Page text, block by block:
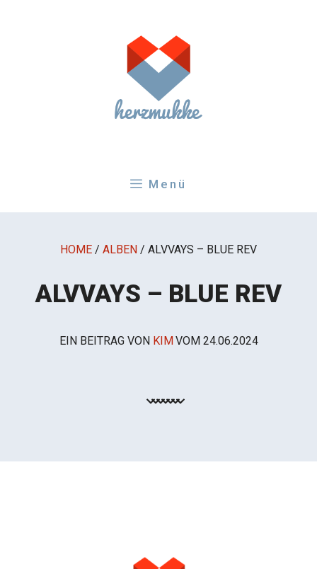
Menü
HOME / ALBEN / ALVVAYS – BLUE REV
ALVVAYS – BLUE REV
EIN BEITRAG VON KIMVOM 24.06.2024